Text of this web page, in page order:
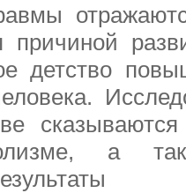
причиной
детство
а